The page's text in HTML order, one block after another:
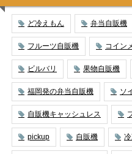
ど冷えもん 弁当自販機
フルーツ自販機 コイン
ビルバリ 果物自販機
福岡発の弁当自販機 ソ
自販機キャッシュレス
pickup 自販機